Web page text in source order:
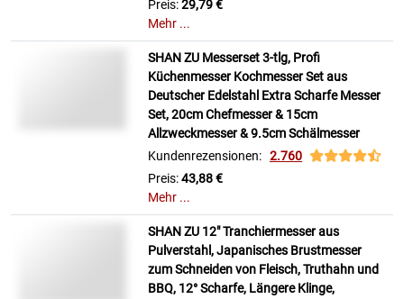
Preis:29,79 €
Mehr ...
SHAN ZU Messerset 3-tlg, Profi
Küchenmesser Kochmesser Set aus
Deutscher Edelstahl Extra Scharfe Messer
Set, 20cm Chefmesser & 15cm
Allzweckmesser & 9.5cm Schälmesser
Kundenrezensionen: 2.760
Preis:43,88 €
Mehr ...
SHAN ZU 12" Tranchiermesser aus
Pulverstahl, Japanisches Brustmesser
zum Schneiden von Fleisch, Truthahn und
BBQ, 12° Scharfe, Längere Klinge,